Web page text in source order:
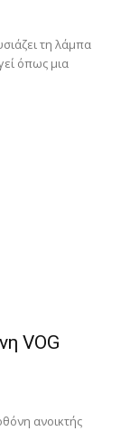
τη λάμπα
όπως μια
VOG
ανοικτής